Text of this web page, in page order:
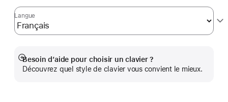
Langue
Besoin d’aide pour choisir un clavier ?
Découvrez quel style de clavier vous convient le mieux.
Afficher
plus